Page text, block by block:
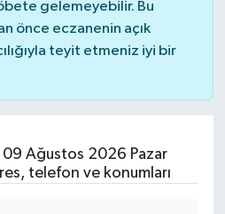
gelemeyebilir. Bu
önce eczanenin açık
teyit etmeniz iyi bir
09 Ağustos 2026 Pazar
telefon ve konumları